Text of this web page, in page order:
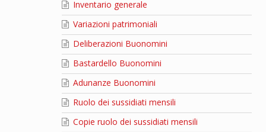
Inventario generale
Variazioni patrimoniali
Deliberazioni Buonomini
Bastardello Buonomini
Adunanze Buonomini
Ruolo dei sussidiati mensili
Copie ruolo dei sussidiati mensili